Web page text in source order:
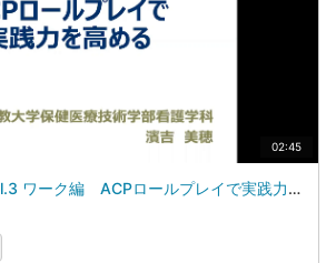
02:45
🎥【サンプル】Vol.3 ワーク編 ACPロールプレイで実践力を高める